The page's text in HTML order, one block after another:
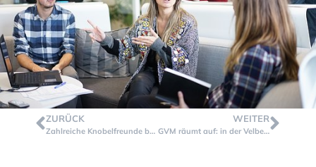
ZURÜCK
Zahlreiche Knobelfreunde bei der 1. Runde der 65. Mathematikolympiade
WEITER
GVM räumt auf: in der Velberter Innenstadt: Clean-Up-Day am Freitag, 19.09.2025